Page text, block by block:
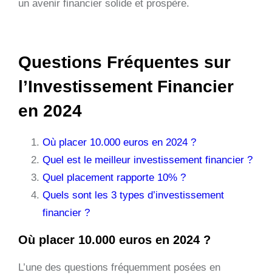
un avenir financier solide et prospère.
Questions Fréquentes sur
l’Investissement Financier
en 2024
Où placer 10.000 euros en 2024 ?
Quel est le meilleur investissement financier ?
Quel placement rapporte 10% ?
Quels sont les 3 types d’investissement
financier ?
Où placer 10.000 euros en 2024 ?
L’une des questions fréquemment posées en